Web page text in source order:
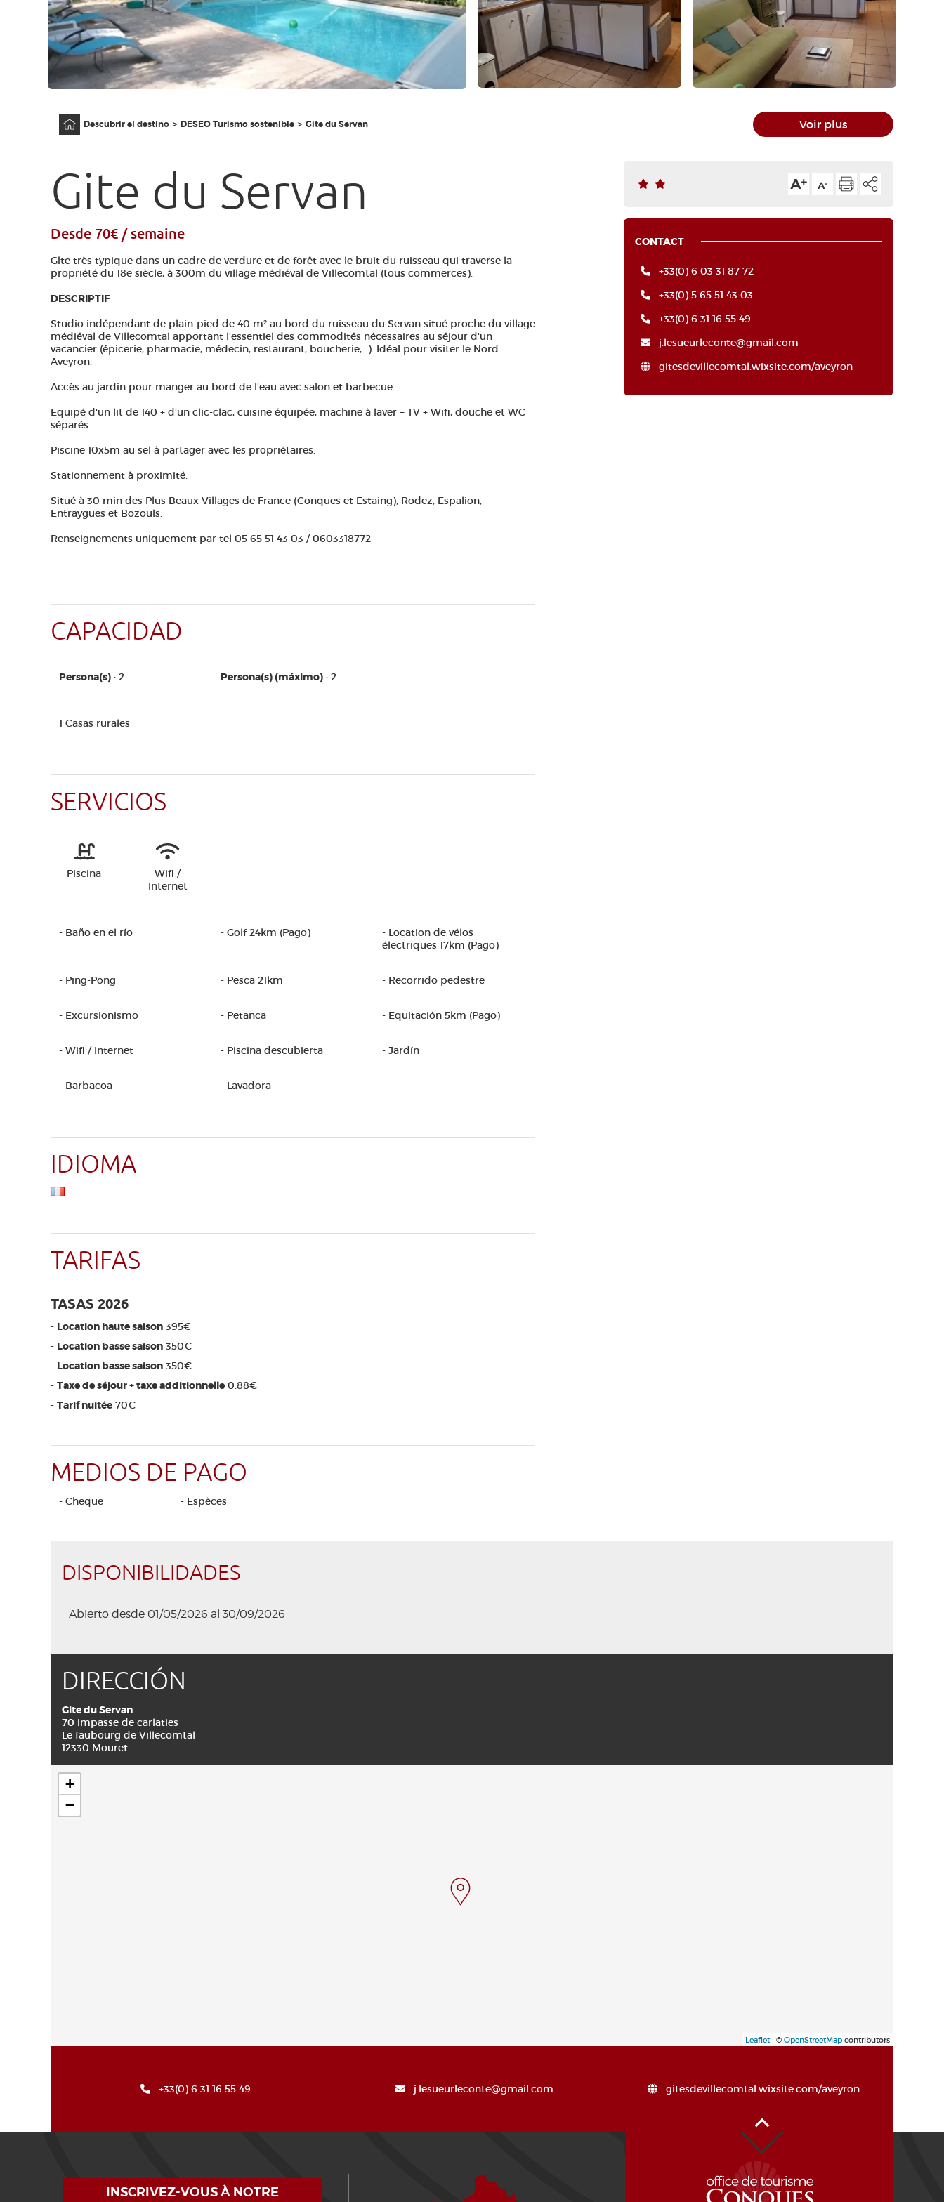
Descubrir el destino DESEO Turismo sostenible Gite du Servan Voir plus
Gite du Servan
Desde 70€ / semaine
Gîte très typique dans un cadre de verdure et de forêt avec le bruit du ruisseau qui traverse la
propriété du 18e siècle, à 300m du village médiéval de Villecomtal (tous commerces).
DESCRIPTIF
Studio indépendant de plain-pied de 40 m² au bord du ruisseau du Servan situé proche du village
médiéval de Villecomtal apportant l'essentiel des commodités nécessaires au séjour d'un
vacancier (épicerie, pharmacie, médecin, restaurant, boucherie,...). Idéal pour visiter le Nord
Aveyron.
Accès au jardin pour manger au bord de l'eau avec salon et barbecue.
Equipé d'un lit de 140 + d'un clic-clac, cuisine équipée, machine à laver + TV + Wifi, douche et WC
séparés.
Piscine 10x5m au sel à partager avec les propriétaires.
Stationnement à proximité.
Situé à 30 min des Plus Beaux Villages de France (Conques et Estaing), Rodez, Espalion,
Entraygues et Bozouls.
Renseignements uniquement par tel 05 65 51 43 03 / 0603318772
CAPACIDAD
Persona(s) : 2 Persona(s) (máximo) : 2
1 Casas rurales
SERVICIOS
Piscina
Wifi /
Internet
- Baño en el río - Golf 24km (Pago)
- Location de vélos
électriques 17km (Pago)
- Ping-Pong - Pesca 21km - Recorrido pedestre
- Excursionismo - Petanca - Equitación 5km (Pago)
- Wifi / Internet - Piscina descubierta - Jardín
- Barbacoa - Lavadora
IDIOMA
TARIFAS
TASAS 2026
- Location haute saison 395€
- Location basse saison 350€
- Location basse saison 350€
- Taxe de séjour + taxe additionnelle 0.88€
- Tarif nuitée 70€
MEDIOS DE PAGO
- Cheque - Espèces
CONTACT
+33(0) 6 03 31 87 72
+33(0) 5 65 51 43 03
+33(0) 6 31 16 55 49
j.lesueurleconte@gmail.com
gitesdevillecomtal.wixsite.com/aveyron
DISPONIBILIDADES
Abierto desde 01/05/2026 al 30/09/2026
DIRECCIÓN
Gite du Servan
70 impasse de carlaties
Le faubourg de Villecomtal
12330 Mouret
+
−
Leaflet| © OpenStreetMap contributors
+33(0) 6 31 16 55 49 j.lesueurleconte@gmail.com gitesdevillecomtal.wixsite.com/aveyron
INSCRIVEZ-VOUS À NOTRE